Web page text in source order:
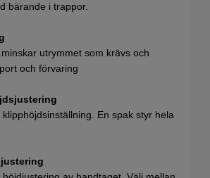
bärande i trappor.
utrymmet som krävs och
och förvaring
En spak styr hela